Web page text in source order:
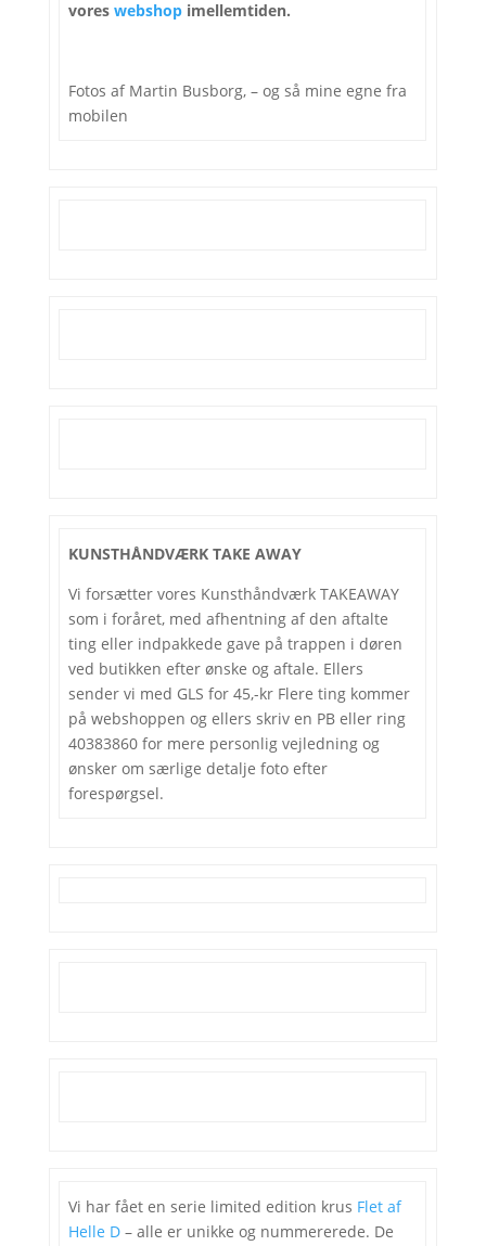
voreswebshop imellemtiden.
Fotos af Martin Busborg, – og så mine egne fra
mobilen
KUNSTHÅNDVÆRK TAKE AWAY
Vi forsætter vores Kunsthåndværk TAKEAWAY
som i foråret, med afhentning af den aftalte
ting eller indpakkede gave på trappen i døren
ved butikken efter ønske og aftale. Ellers
sender vi med GLS for 45,-kr Flere ting kommer
på webshoppen og ellers skriv en PB eller ring
40383860 for mere personlig vejledning og
ønsker om særlige detalje foto efter
forespørgsel.
Vi har fået en serie limited edition krus Flet af
Helle D – alle er unikke og nummererede. De